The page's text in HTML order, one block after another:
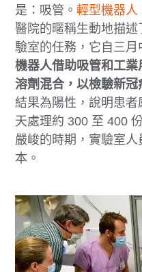
是：吸管。輕型機器人
醫院的暱稱生動地描
驗室的任務，它自三月
機器人借助吸管和工
溶劑混合，以檢驗新
結果為陽性，說明患
天處理約 300 至 400
嚴峻的時期，實驗室
本。